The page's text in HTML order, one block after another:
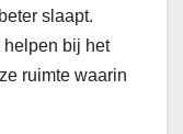
slaapt.
helpen bij het
ruimte waarin